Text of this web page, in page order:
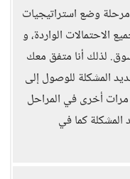
وضع استراتيجيات
الاحتمالات الواردة، و
لذلك أنا متفق معك
المشكلة للوصول إلى
أخرى في المراحل
المشكلة كما في